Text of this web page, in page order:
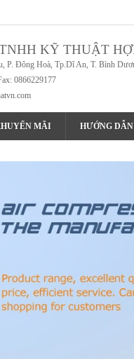
KỸ THUẬT
P. Đông Hoà, Tp.Dĩ An, T. Bình
0866229177
MÃI HƯỚNG DẪN